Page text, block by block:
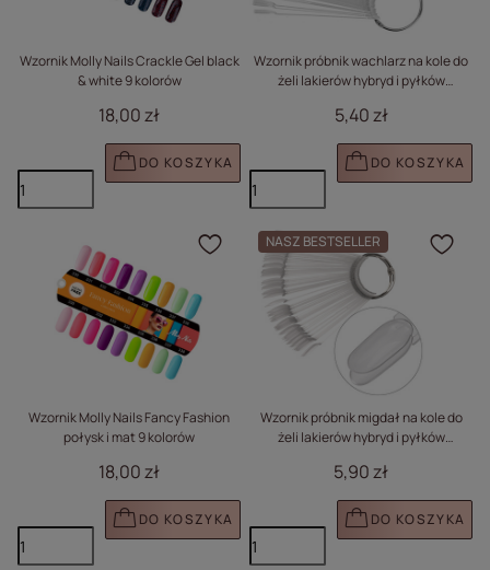
Wzornik Molly Nails Crackle Gel black
& white 9 kolorów
18,00 zł
DO KOSZYKA
Wzornik próbnik wachlarz na kole do
żeli lakierów hybryd i pyłków
5,40 zł
DO KOSZYKA
Wzornik Molly Nails Fancy Fashion
połysk i mat 9 kolorów
18,00 zł
DO KOSZYKA
Kliknij, aby dodać
NASZ BESTSELLER
Wzornik próbnik migdał na kole do
żeli lakierów hybryd i pyłków
5,90 zł
DO KOSZYKA